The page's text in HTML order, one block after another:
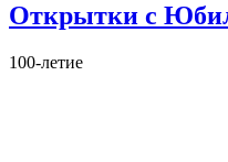
Открытки с
100-летие